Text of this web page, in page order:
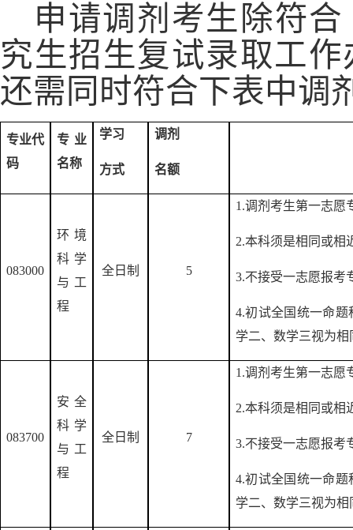
申请调剂考生除符
究生招生复试录取工
还需同时符合下表中调
专业代
码
专业
名称
学习
方式
调剂
名额
083000
环境
科学
与工
程
全日制 5
1.调剂考生第一志愿
2.本科须是相同或相
3.不接受一志愿报考
4.初试全国统一命
学二、数学三视为相
083700
安全
科学
与工
程
全日制 7
1.调剂考生第一志愿
2.本科须是相同或相
3.不接受一志愿报考
4.初试全国统一命
学二、数学三视为相